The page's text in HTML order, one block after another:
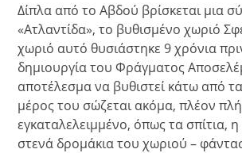
Δίπλα από το Αβδού βρίσκεται μια
«Ατλαντίδα», το βυθισμένο χωριό
χωριό αυτό θυσιάστηκε 9 χρόνια
δημιουργία του Φράγματος
αποτέλεσμα να βυθιστεί κάτω από
μέρος του σώζεται ακόμα, πλέον
εγκαταλελειμμένο, όπως τα σπίτια, η
στενά δρομάκια του χωριού –